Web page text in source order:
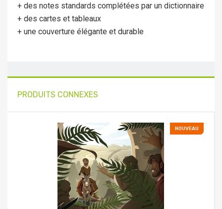
+ des notes standards complétées par un dictionnaire
+ des cartes et tableaux
+ une couverture élégante et durable
PRODUITS CONNEXES
NOUVEAU